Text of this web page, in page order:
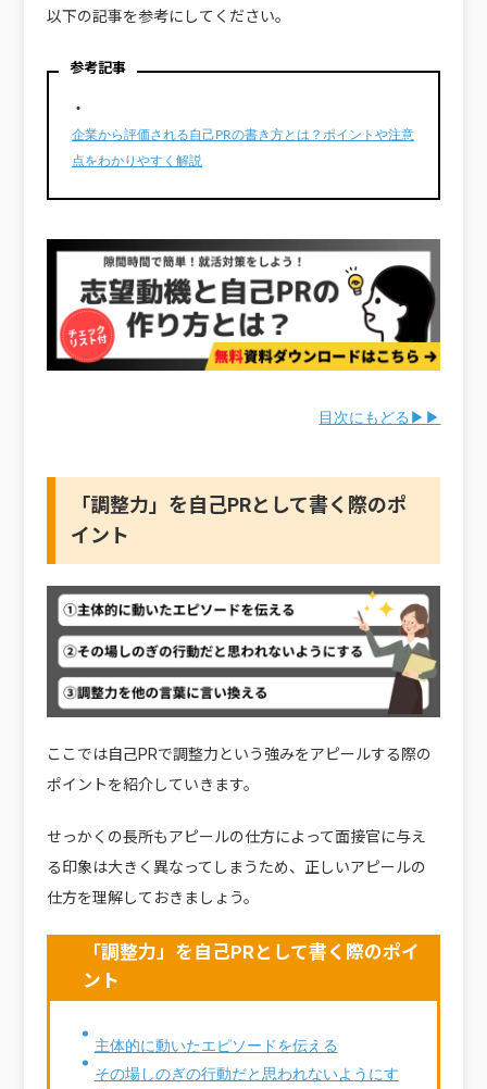
以下の記事を参考にしてください。
参考記事
・
企業から評価される自己PRの書き方とは？ポイントや注意
点をわかりやすく解説
目次にもどる▶▶
「調整力」を自己PRとして書く際のポ
イント
ここでは自己PRで調整力という強みをアピールする際の
ポイントを紹介していきます。
せっかくの長所もアピールの仕方によって面接官に与え
る印象は大きく異なってしまうため、正しいアピールの
仕方を理解しておきましょう。
「調整力」を自己PRとして書く際のポイ
ント
主体的に動いたエピソードを伝える
その場しのぎの行動だと思われないようにす